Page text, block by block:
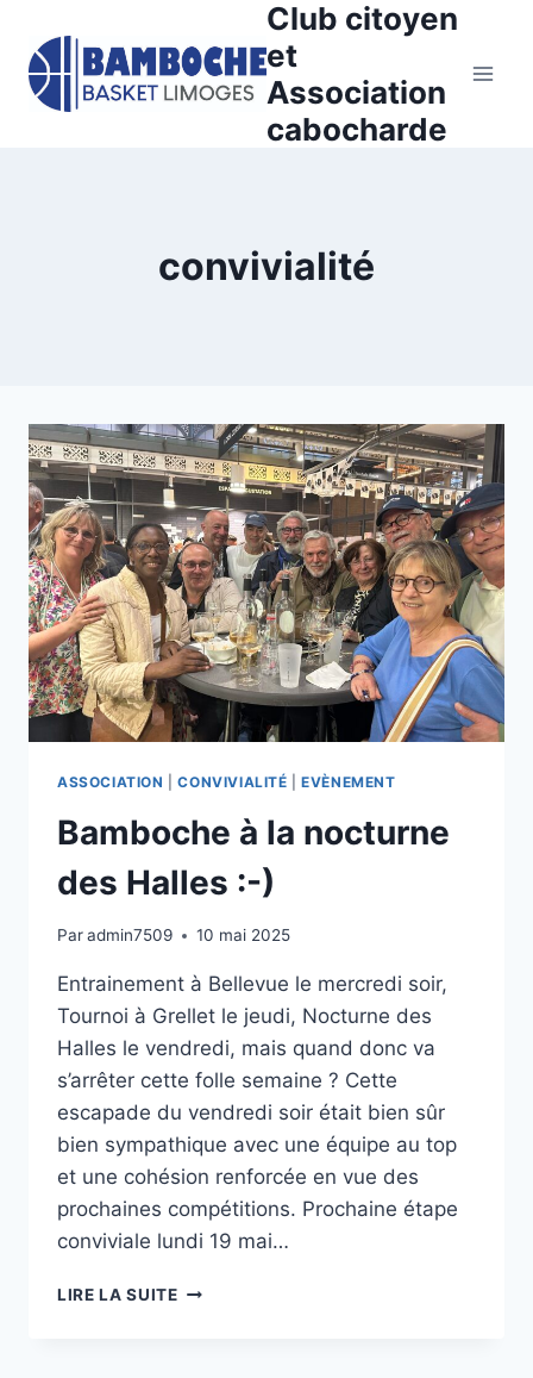
contenu
Club citoyen
et
Association
cabocharde
convivialité
ASSOCIATION |CONVIVIALITÉ |EVÈNEMENT
Bamboche à la nocturne
des Halles :-)
Paradmin7509 10 mai 2025
Entrainement à Bellevue le mercredi soir,
Tournoi à Grellet le jeudi, Nocturne des
Halles le vendredi, mais quand donc va
s’arrêter cette folle semaine ? Cette
escapade du vendredi soir était bien sûr
bien sympathique avec une équipe au top
et une cohésion renforcée en vue des
prochaines compétitions. Prochaine étape
conviviale lundi 19 mai…
LIRE LA SUITEBAMBOCHE